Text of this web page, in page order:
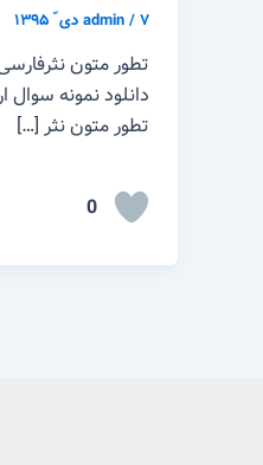
admin/۷ دی ّ ۱۳۹۵
تطور متون
تطور متون نثر […]
0